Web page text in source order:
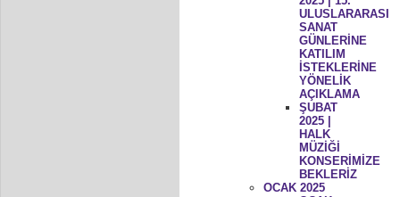
ULUSLARARASI
SANAT
GÜNLERİNE
KATILIM
İSTEKLERİNE
YÖNELİK
AÇIKLAMA
ŞUBAT
2025 |
HALK
MÜZİĞİ
KONSERİMİZE
BEKLERİZ
OCAK 2025